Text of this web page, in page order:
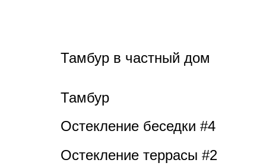
Тамбур в частный дом
Тамбур
Остекление беседки #4
Остекление террасы #2